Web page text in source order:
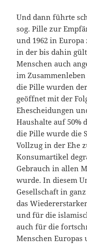
Und dann führte
sog. Pille zur
und 1962 in
in der bis dahin
Menschen auch
im
die Pille wurden
geöffnet mit der
Ehescheidungen
Haushalte auf 50%
die Pille wurde die
Vollzug in der Ehe
Konsumartikel
Gebrauch in allen
wurde. In diesem
Gesellschaft in
das
und für die
auch für die
Menschen Europas